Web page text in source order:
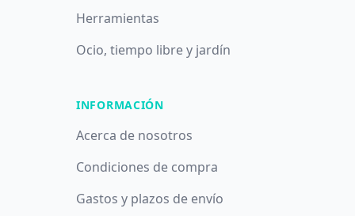
Herramientas
Ocio, tiempo libre y jardín
INFORMACIÓN
Acerca de nosotros
Condiciones de compra
Gastos y plazos de envío